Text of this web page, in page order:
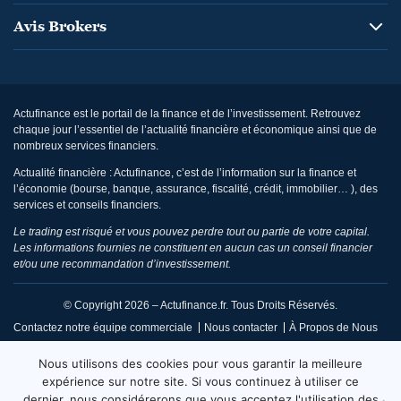
Avis Brokers
Actufinance est le portail de la finance et de l’investissement. Retrouvez
chaque jour l’essentiel de l’actualité financière et économique ainsi que de
nombreux services financiers.
Actualité financière : Actufinance, c’est de l’information sur la finance et
l’économie (bourse, banque, assurance, fiscalité, crédit, immobilier… ), des
services et conseils financiers.
Le trading est risqué et vous pouvez perdre tout ou partie de votre capital.
Les informations fournies ne constituent en aucun cas un conseil financier
et/ou une recommandation d’investissement.
© Copyright 2026 – Actufinance.fr. Tous Droits Réservés.
Contactez notre équipe commerciale
Nous contacter À Propos de Nous
Politique de Réclamation Éditoriale Code de Conduite
Nous utilisons des cookies pour vous garantir la meilleure
expérience sur notre site. Si vous continuez à utiliser ce